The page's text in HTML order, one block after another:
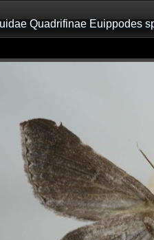
Quadrifinae Euippodes